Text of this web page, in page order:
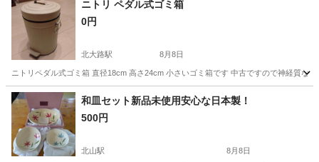
ニトリ ペダル式ゴミ箱
0円
北大路駅 8月8日
ニトリペダル式ゴミ箱 直径18cm 高さ24cm 小さいゴミ箱です 中古ですので神経質な
京都 京都市 北大路駅 掃除用具 ペダル
和皿セット新品未使用安心な日本製！
500円
北山駅 8月8日